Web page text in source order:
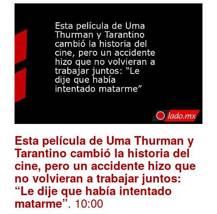
Esta película de Uma Thurman y
Tarantino cambió la historia del
cine, pero un accidente hizo que
no volvieran a trabajar juntos:
“Le dije que había intentado
matarme”. 10:00